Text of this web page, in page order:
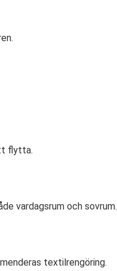
flytta.
vardagsrum och sovrum.
textilrengöring.